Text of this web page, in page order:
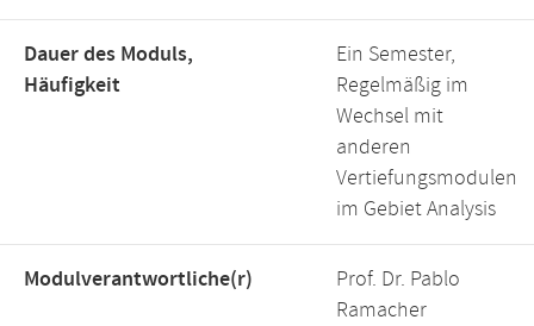
Dauer des Moduls,
Häufigkeit
Ein Semester,
Regelmäßig im
Wechsel mit
anderen
Vertiefungsmodulen
im Gebiet Analysis
Modulverantwortliche(r)
Prof. Dr. Pablo
Ramacher